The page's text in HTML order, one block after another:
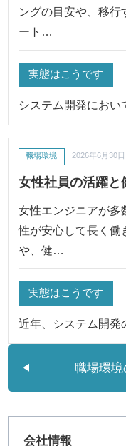
ングの目安や、移
ート…
実態はこうです
システム開発にお
女性社員の活躍と
職場環境 2026年6月30
女性エンジニアが多
性が安心して長く働
や、健…
実態はこうです
近年、システム開
職場環
会社情報